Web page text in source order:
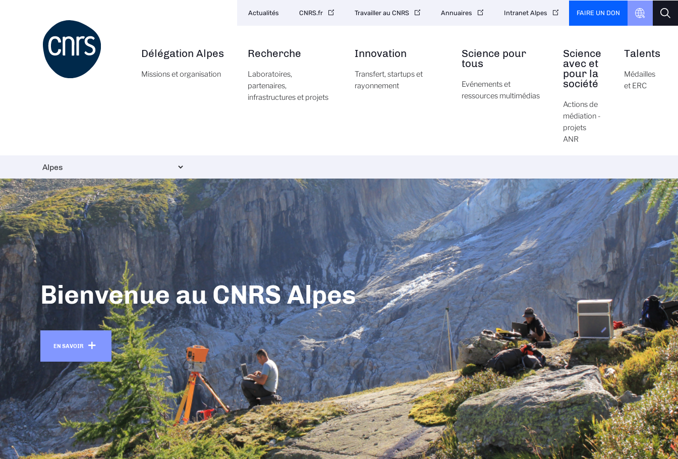
Navigation
principale
Délégation Alpes
Missions et organisation
Recherche
Laboratoires,
partenaires,
infrastructures et projets
Innovation
Transfert, startups et
rayonnement
Science pour
tous
Evénements et
ressources multimédias
Science
avec et
pour la
société
Actions de
médiation -
projets
ANR
Talents
Médailles
et ERC
secondaire
Actualités CNRS.fr Travailler au CNRS Annuaires Intranet Alpes FAIRE UN DON
Bienvenue au CNRS Alpes
EN SAVOIR